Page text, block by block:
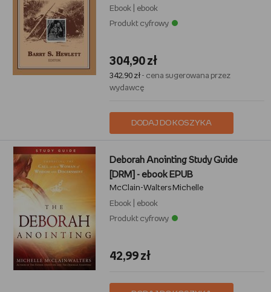
Ebook
ebook
Produkt cyfrowy
304,90 zł
342,90 zł- cena sugerowana przez
wydawcę
DODAJ DO KOSZYKA
Deborah Anointing Study Guide
[DRM] - ebook EPUB
McClain-Walters Michelle
Ebook
ebook
Produkt cyfrowy
42,99 zł